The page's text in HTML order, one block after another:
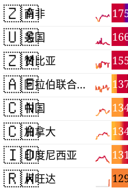
🇿🇦
南非
🇺🇸
美国
🇿🇲赞比亚
🇦🇪 阿拉伯联合酋长国
🇨🇳
中国
🇨🇦加拿大
🇮🇩印度尼西亚
🇷🇼卢旺达